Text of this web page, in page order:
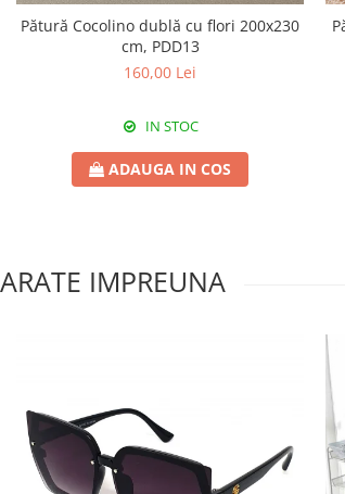
Pătură Cocolino dublă cu flori 200x230
cm, PDD13
160,00 Lei
IN STOC
ADAUGA IN COS
IMPREUNA